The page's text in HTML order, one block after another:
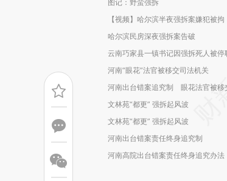
图记：野蛮强拆
【视频】哈尔滨半夜强拆案嫌犯被拘
哈尔滨民房深夜强拆案告破
云南巧家县一镇书记因强拆死人被停
河南“眼花”法官被移交司法机关
河南出台错案追究制 眼花法官被移
文林苑“都更” 强拆起风波
文林苑“都更” 强拆起风波
河南出台错案责任终身追究制
河南高院出台错案责任终身追究办法